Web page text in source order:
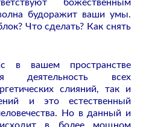
божественным
будоражит ваши умы.
Что сделать? Как снять
в вашем пространстве
деятельность всех
слияний, так и
и это естественный
Но в данный и